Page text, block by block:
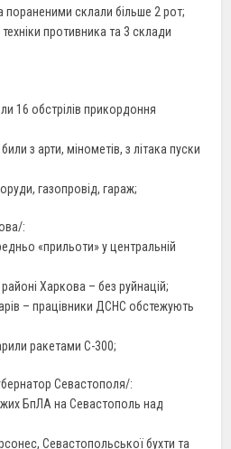
пораненими склали більше 2 рот;
противника та 3 склади
16 обстрілів прикордоння
з арти, мінометів, з літака пуски
газопровід, гараж;
:
«прильоти» у центральній
Харкова – без руйнацій;
– працівники ДСНС обстежують
ракетами С-300;
Севастополя/:
БпЛА на Севастополь над
Севастопольської бухти та